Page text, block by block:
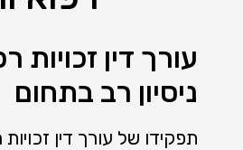
עורך דין זכויות
ניסיון רב בתחום
תפקידו של עורך דין זכויות